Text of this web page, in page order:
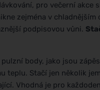
pro večerní
zejména v
podpisovou vůni.
pulzní body, jako jsou
teplu. Stačí jen několik
Vhodná je pro